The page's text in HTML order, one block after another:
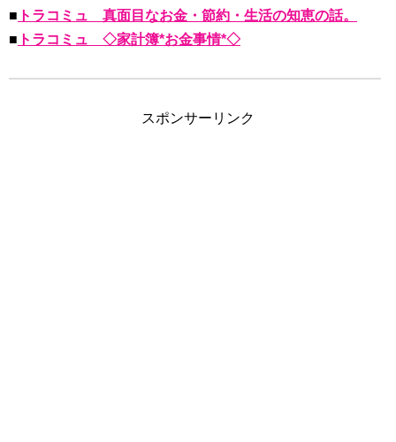
■ トラコミュ 真面目なお金・節約・生活の知恵の話。
■ トラコミュ ◇家計簿*お金事情*◇
スポンサーリンク